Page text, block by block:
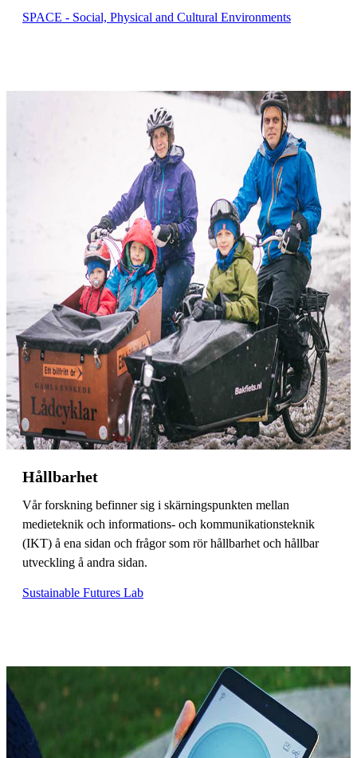
SPACE - Social, Physical and Cultural Environments
Hållbarhet
Vår forskning befinner sig i skärningspunkten mellan
medieteknik och informations- och kommunikationsteknik
(IKT) å ena sidan och frågor som rör hållbarhet och hållbar
utveckling å andra sidan.
Sustainable Futures Lab